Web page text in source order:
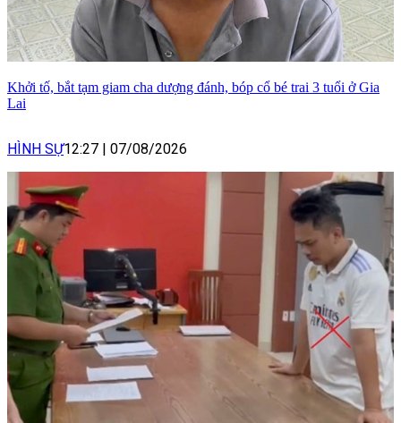
Khởi tố, bắt tạm giam cha dượng đánh, bóp cổ bé trai 3 tuổi ở Gia
Lai
HÌNH SỰ12:27 | 07/08/2026